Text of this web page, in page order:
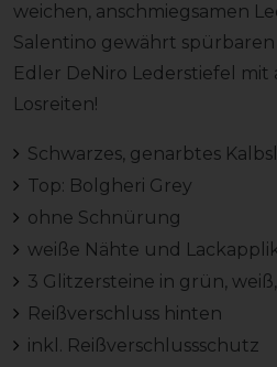
weichen, anschmiegsamen
Salentino gewährt
Edler DeNiro Lederstiefel
Losreiten!
Schwarzes, genarbtes
Top: Bolgheri Grey
ohne Schnürung
weiße Nähte und
3 Glitzersteine in grün,
Reißverschluss hinten
inkl. Reißverschlussschutz